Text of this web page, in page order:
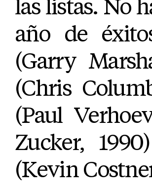
las listas. No
año de
(Garry
(Chris
(Paul
Zucker,
(Kevin